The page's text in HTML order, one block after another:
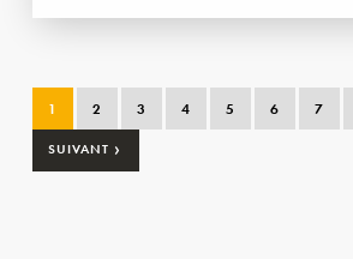
1 2 3 4 5 6 7
SUIVANT ›